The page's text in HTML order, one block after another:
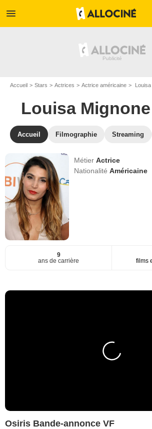
menu
Accueil Stars Actrices Actrice américaine
Louisa Mignone
Accueil Filmographie Streaming
MétierActrice
NationalitéAméricaine
9
ans de carrière
films
Osiris Bande-annonce VF